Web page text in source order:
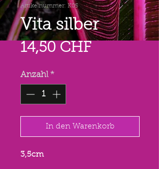
Artikelnummer: K05
Vita silber
14,50 CHFPreis
Anzahl *
In den Warenkorb
3,5cm